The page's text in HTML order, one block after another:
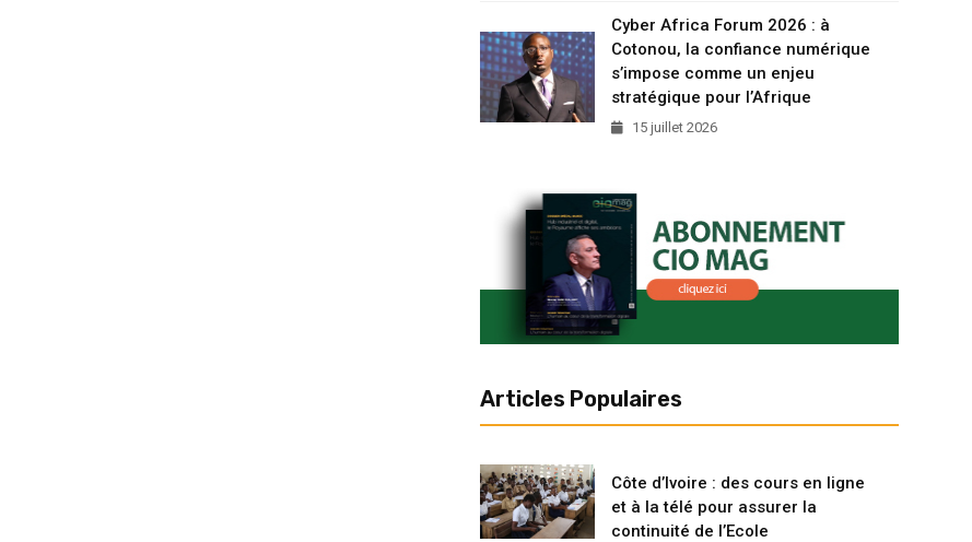
Cyber Africa Forum 2026 : à
Cotonou, la confiance numérique
s’impose comme un enjeu
stratégique pour l’Afrique
15 juillet 2026
Articles Populaires
Côte d’Ivoire : des cours en ligne
et à la télé pour assurer la
continuité de l’Ecole